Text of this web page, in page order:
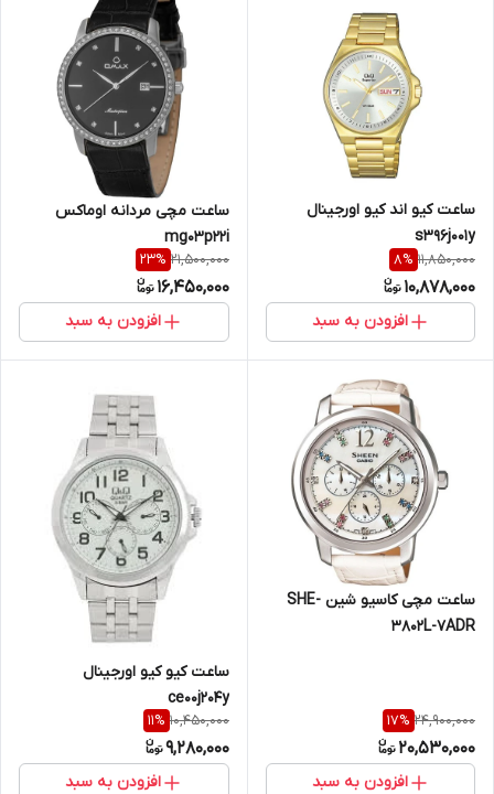
ساعت کیو اند کیو اورجینال
s396j001y
11,850,000
8%
10,878,000
افزودن به سبد
ساعت مچی مردانه اوماکس
mg03p22i
21,500,000
23%
16,450,000
افزودن به سبد
ساعت مچی کاسیو شین SHE-
3802L-7ADR
24,900,000
17%
20,530,000
افزودن به سبد
ساعت کیو کیو اورجینال
ce00j204y
10,450,000
11%
9,280,000
افزودن به سبد